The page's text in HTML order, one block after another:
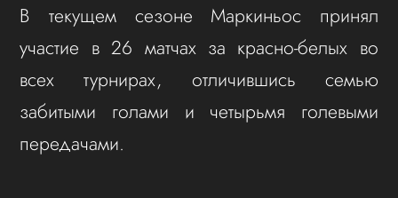
В текущем сезоне Маркиньос принял
участие в 26 матчах за красно-белых во
всех турнирах, отличившись семью
забитыми голами и четырьмя голевыми
передачами.